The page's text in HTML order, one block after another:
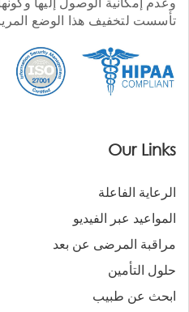
تأسست لتخفيف هذا الوضع
Our Links
الرعاية الفاعلة
المواعيد عبر الفيديو
مراقبة المرضى عن بعد
حلول التأمين
ابحث عن طبيب